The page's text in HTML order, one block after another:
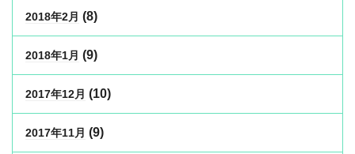
2018年2月 (8)
2018年1月 (9)
2017年12月 (10)
2017年11月 (9)